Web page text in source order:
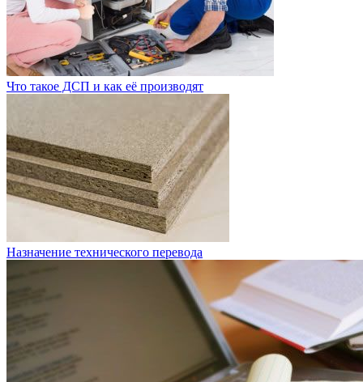
Что такое ДСП и как её производят
Назначение технического перевода